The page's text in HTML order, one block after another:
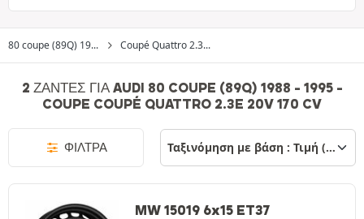
80 coupe (89Q) 19... Coupé Quattro 2.3...
2 ΖΆΝΤΕΣ ΓΙΑ AUDI 80 COUPE (89Q) 1988 - 1995 -
COUPE COUPÉ QUATTRO 2.3E 20V 170 CV
ΦΊΛΤΡΑ
MW 15019 6x15 ET37